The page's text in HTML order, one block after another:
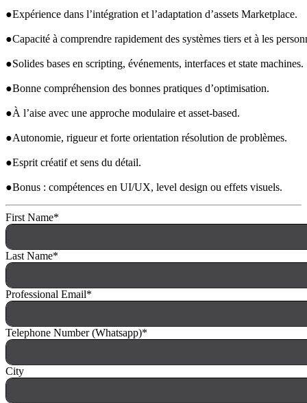
●Expérience dans l’intégration et l’adaptation d’assets Marketplace.
●Capacité à comprendre rapidement des systèmes tiers et à les
●Solides bases en scripting, événements, interfaces et state machines.
●Bonne compréhension des bonnes pratiques d’optimisation.
●À l’aise avec une approche modulaire et asset-based.
●Autonomie, rigueur et forte orientation résolution de problèmes.
●Esprit créatif et sens du détail.
●Bonus : compétences en UI/UX, level design ou effets visuels.
First Name*
Last Name*
Professional Email*
Telephone Number (Whatsapp)*
City